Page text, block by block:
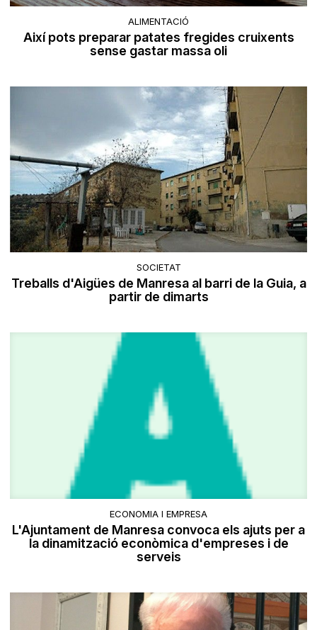
ALIMENTACIÓ
Així pots preparar patates fregides cruixents
sense gastar massa oli
SOCIETAT
Treballs d'Aigües de Manresa al barri de la Guia, a
partir de dimarts
ECONOMIA I EMPRESA
L'Ajuntament de Manresa convoca els ajuts per a
la dinamització econòmica d'empreses i de
serveis